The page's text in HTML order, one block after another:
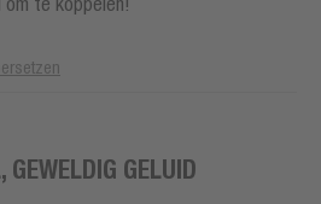
GEWELDIG GELUID